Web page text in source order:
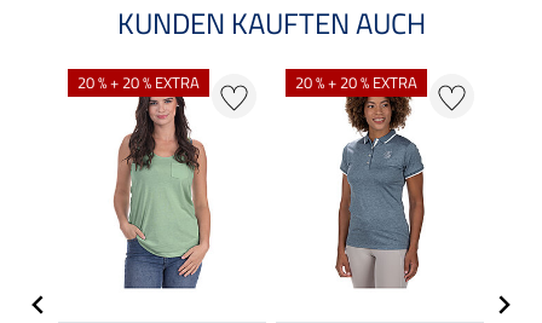
KUNDEN KAUFTEN AUCH
20 % + 20 % EXTRA 20 % + 20 % EXTRA